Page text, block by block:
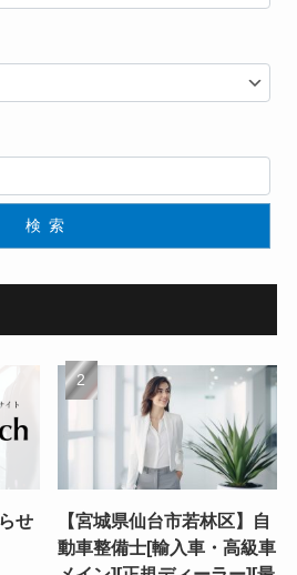
検索
せ
【宮城県仙台市若林区】自
動車整備士[輸入車・高級車